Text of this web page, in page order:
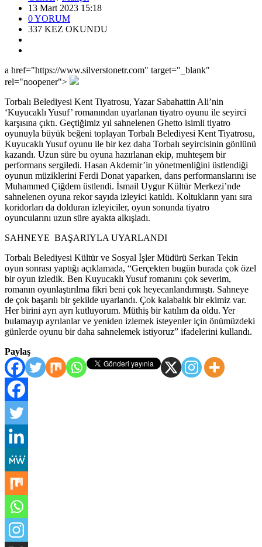
13 Mart 2023 15:18
0YORUM
337 KEZ OKUNDU
a href="https://www.silverstonetr.com" target="_blank"
rel="noopener">
Torbalı Belediyesi Kent Tiyatrosu, Yazar Sabahattin Ali’nin
‘Kuyucaklı Yusuf’ romanından uyarlanan tiyatro oyunu ile seyirci
karşısına çıktı. Geçtiğimiz yıl sahnelenen Ghetto isimli tiyatro
oyunuyla büyük beğeni toplayan Torbalı Belediyesi Kent Tiyatrosu,
Kuyucaklı Yusuf oyunu ile bir kez daha Torbalı seyircisinin gönlünü
kazandı. Uzun süre bu oyuna hazırlanan ekip, muhteşem bir
performans sergiledi. Hasan Akdemir’in yönetmenliğini üstlendiği
oyunun müziklerini Ferdi Donat yaparken, dans performanslarını ise
Muhammed Çiğdem üstlendi. İsmail Uygur Kültür Merkezi’nde
sahnelenen oyuna rekor sayıda izleyici katıldı. Koltukların yanı sıra
koridorları da dolduran izleyiciler, oyun sonunda tiyatro
oyuncularını uzun süre ayakta alkışladı.
SAHNEYE BAŞARIYLA UYARLANDI
Torbalı Belediyesi Kültür ve Sosyal İşler Müdürü Serkan Tekin
oyun sonrası yaptığı açıklamada, “Gerçekten bugün burada çok özel
bir oyun izledik. Ben Kuyucaklı Yusuf romanını çok severim,
romanın oyunlaştırılma fikri beni çok heyecanlandırmıştı. Sahneye
de çok başarılı bir şekilde uyarlandı. Çok kalabalık bir ekimiz var.
Her birini ayrı ayrı kutluyorum. Müthiş bir katılım da oldu. Yer
bulamayıp ayrılanlar ve yeniden izlemek isteyenler için önümüzdeki
günlerde oyunu bir daha sahnelemek istiyoruz” ifadelerini kullandı.
Paylaş